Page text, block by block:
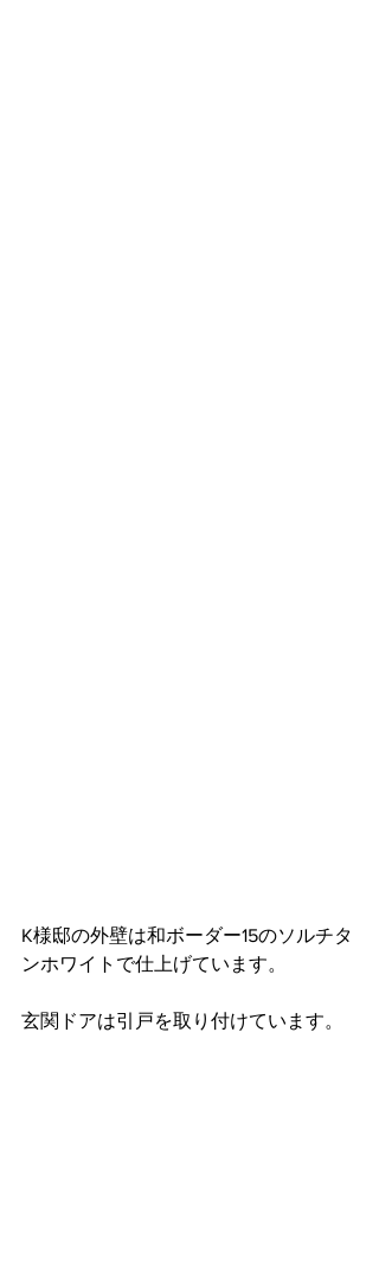
K様邸の外壁は和ボーダー15のソルチタ
ンホワイトで仕上げています。
玄関ドアは引戸を取り付けています。